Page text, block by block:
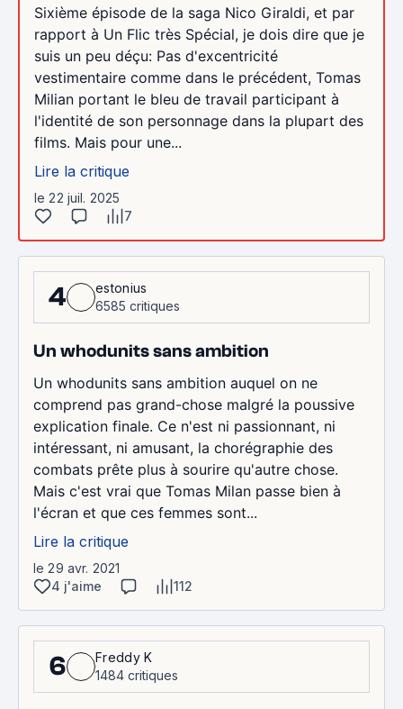
Sixième épisode de la saga Nico Giraldi, et par
rapport à Un Flic très Spécial, je dois dire que je
suis un peu déçu: Pas d'excentricité
vestimentaire comme dans le précédent, Tomas
Milian portant le bleu de travail participant à
l'identité de son personnage dans la plupart des
films. Mais pour une...
Lire la critique
le 22 juil. 2025
7
4
estonius
6585 critiques
Un whodunits sans ambition
Un whodunits sans ambition auquel on ne
comprend pas grand-chose malgré la poussive
explication finale. Ce n'est ni passionnant, ni
intéressant, ni amusant, la chorégraphie des
combats prête plus à sourire qu'autre chose.
Mais c'est vrai que Tomas Milan passe bien à
l'écran et que ces femmes sont...
Lire la critique
le 29 avr. 2021
4 j'aime
112
6
Freddy K
1484 critiques